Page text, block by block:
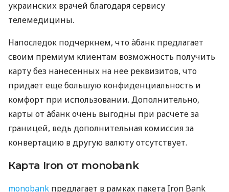
украинских врачей благодаря сервису
телемедицины.
Напоследок подчеркнем, что àбанк предлагает
своим премиум клиентам возможность получить
карту без нанесенных на нее реквизитов, что
придает еще большую конфиденциальность и
комфорт при использовании. Дополнительно,
карты от àбанк очень выгодны при расчете за
границей, ведь дополнительная комиссия за
конвертацию в другую валюту отсутствует.
Карта Iron от monobank
monobank предлагает в рамках пакета Iron Bank